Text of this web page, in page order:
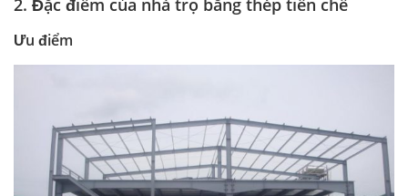
2. Đặc điểm của nhà trọ bằng thép tiền chế
Ưu điểm